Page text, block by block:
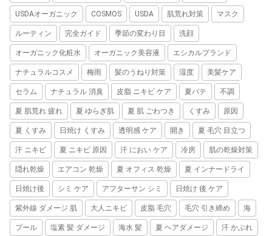
USDAオーガニック COSMOS USDA 肌荒れ対策 マスク
ルーティン 完全ガイド 季節の変わり目 洗顔
オーガニック化粧水 オーガニック美容液 エシカルブランド
ナチュラルコスメ 梅雨 髪のうねり対策 湿度 美髪ケア
セラム ナチュラル 消臭 皮脂 ニキビ ケア 夏バテ 不調
夏 肌荒れ 疲れ 夏 ゆらぎ肌 夏 肌 ごわつき くすみ 原因
夏 くすみ 日焼け くすみ 透明感 ケア 開き 夏 毛穴 目立つ
汗 ニキビ 夏 ニキビ 原因 汗 におい ケア 冷房 肌の乾燥対策
隠れ乾燥 エアコン 乾燥 夏 オフィス 乾燥 夏 インナードライ
日焼け後 シミ ケア アフターサン シミ 日焼け 後 ケア
紫外線 ダメージ 肌 大人ニキビ 皮脂 毛穴 毛穴 引き締め 海
プール 塩素 髪 ダメージ 海水 髪 夏 ヘアダメージ 汗 かぶれ